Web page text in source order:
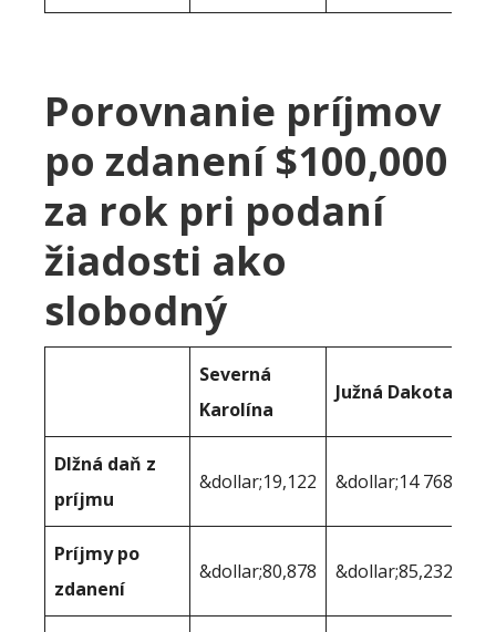
Porovnanie príjmov
po zdanení $100,000
za rok pri podaní
žiadosti ako
slobodný
Severná
Karolína
Južná Dakota
Dlžná daň z
príjmu
&dollar;19,122 &dollar;14 768
Príjmy po
zdanení
&dollar;80,878 &dollar;85,232